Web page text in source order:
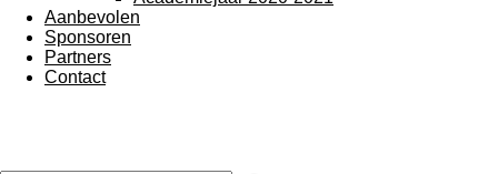
Aanbevolen
Sponsoren
Partners
Contact